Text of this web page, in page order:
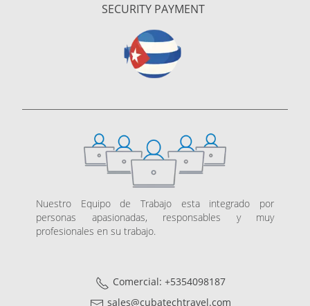
SECURITY PAYMENT
Nuestro Equipo de Trabajo esta integrado por
personas apasionadas, responsables y muy
profesionales en su trabajo.
Comercial: +5354098187
sales@cubatechtravel.com